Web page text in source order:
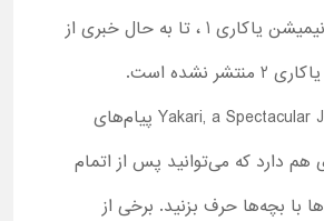
وجود محبوبیت انیمیشن یاکاری 1 ، تا به حال خبری از
نشده است.
انیمیشن Yakari, a Spectacular Journey پیام‌های
هم دارد که می‌توانید پس از اتمام
با بچه‌ها حرف بزنید. برخی از